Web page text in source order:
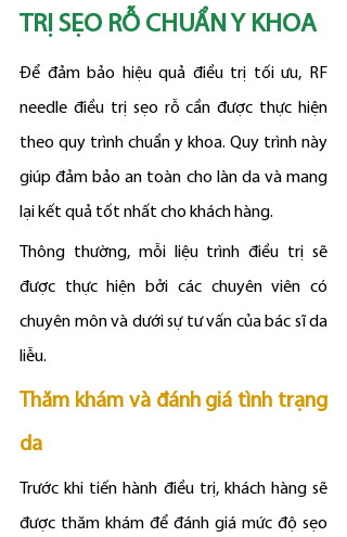
TRỊ SẸO RỖ CHUẨN Y KHOA
Để đảm bảo hiệu quả điều trị tối ưu, RF
needle điều trị sẹo rỗ cần được thực hiện
theo quy trình chuẩn y khoa. Quy trình này
giúp đảm bảo an toàn cho làn da và mang
lại kết quả tốt nhất cho khách hàng.
Thông thường, mỗi liệu trình điều trị sẽ
được thực hiện bởi các chuyên viên có
chuyên môn và dưới sự tư vấn của bác sĩ da
liễu.
Thăm khám và đánh giá tình trạng
da
Trước khi tiến hành điều trị, khách hàng sẽ
được thăm khám để đánh giá mức độ sẹo